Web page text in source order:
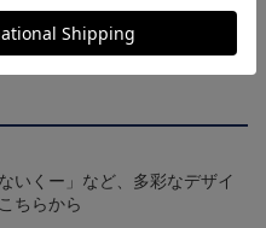
ティックユ
）
円
鹿児島ユナイテッドFC
バクーダ Tシャツ BLACK
4,950円
いくー」など、多彩なデザイ
ちらから